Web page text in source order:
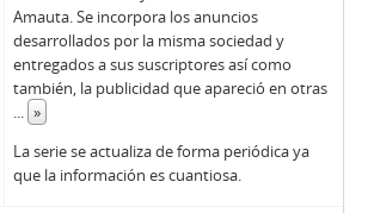
Amauta. Se incorpora los anuncios
desarrollados por la misma sociedad y
entregados a sus suscriptores así como
también, la publicidad que apareció en otras
... »
La serie se actualiza de forma periódica ya
que la información es cuantiosa.